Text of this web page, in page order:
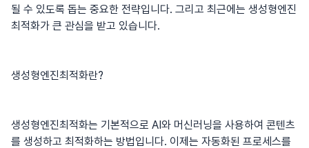
될 수 있도록 돕는 중요한 전략입니다. 그리고 최근에는 생성형엔진
최적화가 큰 관심을 받고 있습니다.
생성형엔진최적화란?
생성형엔진최적화는 기본적으로 AI와 머신러닝을 사용하여 콘텐츠
를 생성하고 최적화하는 방법입니다. 이제는 자동화된 프로세스를